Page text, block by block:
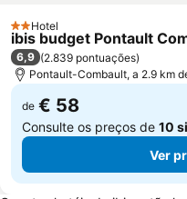
2 Estrelas
Hotel
ibis budget Pontault
6,9 (2.839 pontuações)
Pontault-Combault, a 2.9 km
de € 58
Consulte os preços de 10
Ver